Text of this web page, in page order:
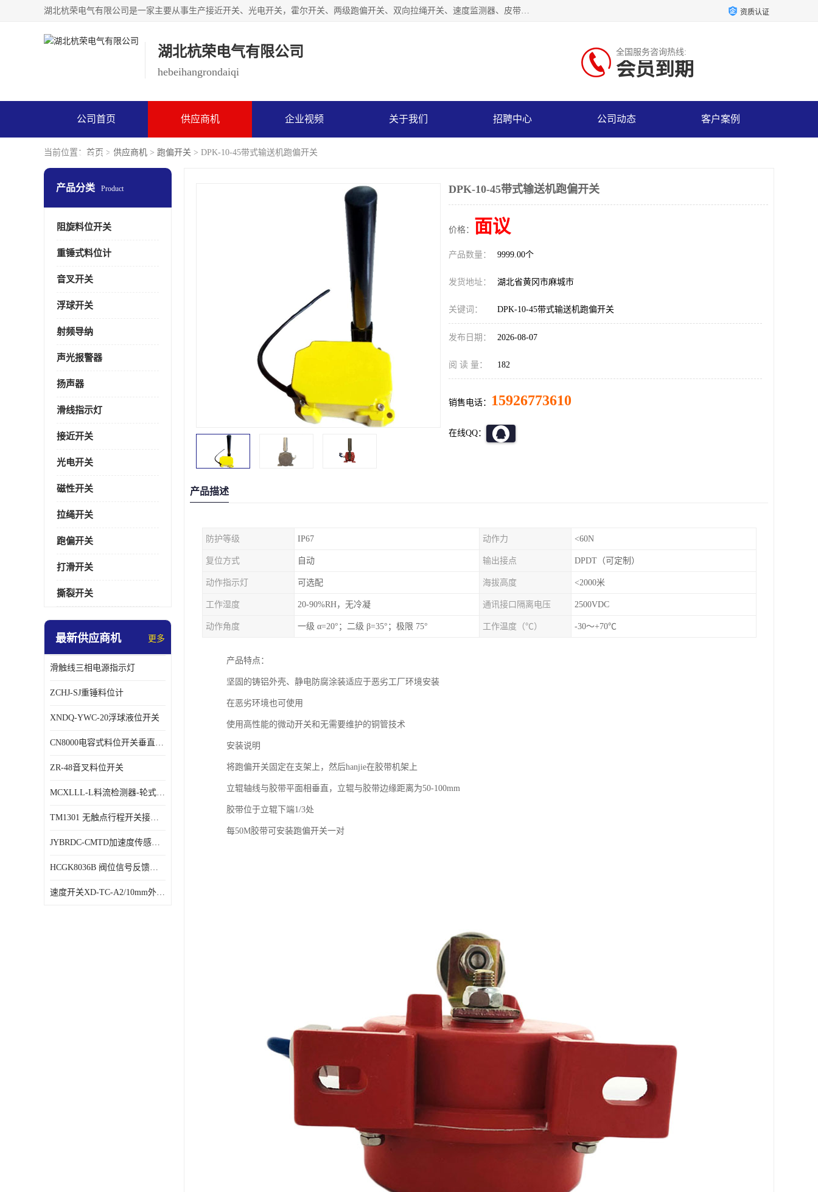
湖北杭荣电气有限公司是一家主要从事生产接近开关、光电开关，霍尔开关、两级跑偏开关、双向拉绳开关、速度监测器、皮带打滑开关、阻旋式料位开关、皮带纵向撕裂开关、溜槽堵塞开关、声光报警器、矿用磁性井筒开关等，主营行业：电气设备、仪器仪表制造, 高低压电器，成套电气设备，矿用防爆机电设备，皮带机综合保护系统，防爆电器，传感器，工矿配件，电器配件，自动化工业机器人的研发，制造，加工销售。 资质认证
湖北杭荣电气有限公司
hebeihangrondaiqi
全国服务咨询热线:
会员到期
公司首页 供应商机 企业视频 关于我们 招聘中心 公司动态 客户案例
联系方式
当前位置： 首页 > 供应商机 > 跑偏开关 > DPK-10-45带式输送机跑偏开关
产品分类 Product
阻旋料位开关
重锤式料位计
音叉开关
浮球开关
射频导纳
声光报警器
扬声器
滑线指示灯
接近开关
光电开关
磁性开关
拉绳开关
跑偏开关
打滑开关
撕裂开关
最新供应商机 更多
滑触线三相电源指示灯
ZCHJ-SJ重锤料位计
XNDQ-YWC-20浮球液位开关
CN8000电容式料位开关垂直安装时
ZR-48音叉料位开关
MCXLLL-L料流检测器-轮式煤流信号控制器
TM1301 无触点行程开关接线在交通设备中的稳定性
JYBRDC-CMTD加速度传感器距离远
HCGK8036B 阀位信号反馈装置 限位开关
速度开关XD-TC-A2/10mm外形图
DPK-10-45带式输送机跑偏开关
价格： 面议
产品数量： 9999.00个
发货地址： 湖北省黄冈市麻城市
关键词： DPK-10-45带式输送机跑偏开关
发布日期： 2026-08-07
阅 读 量： 182
销售电话： 15926773610
在线QQ：
产品描述
防护等级 IP67 动作力 <60N
复位方式 自动 输出接点 DPDT（可定制）
动作指示灯 可选配 海拔高度 <2000米
工作湿度 20-90%RH，无冷凝 通讯接口隔离电压 2500VDC
动作角度 一级 α=20°；二级 β=35°；极限 75° 工作温度（℃） -30～+70℃
产品特点：
坚固的铸铝外壳、静电防腐涂装适应于恶劣工厂环境安装
在恶劣环境也可使用
使用高性能的微动开关和无需要维护的铜管技术
安装说明
将跑偏开关固定在支架上，然后hanjie在胶带机架上
立辊轴线与胶带平面相垂直，立辊与胶带边缘距离为50-100mm
胶带位于立辊下端1/3处
每50M胶带可安装跑偏开关一对